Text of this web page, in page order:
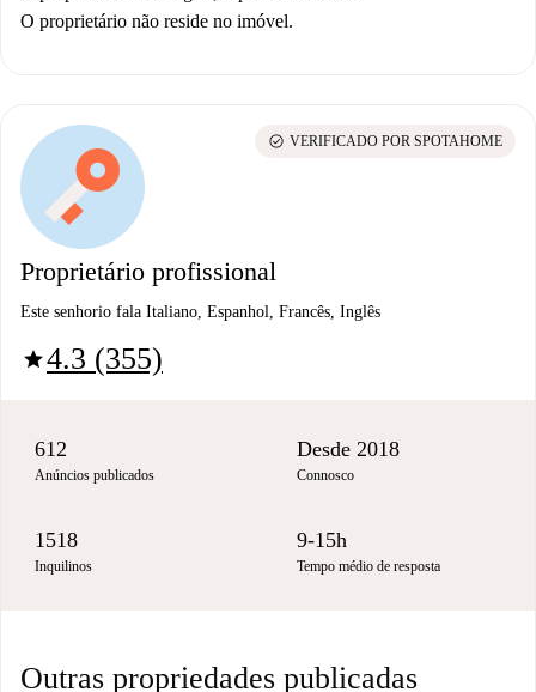
O proprietário não reside no imóvel.
Proprietário profissional
Este senhorio fala Italiano, Espanhol, Francês, Inglês
star4.3 (355)
check_circle VERIFICADO POR SPOTAHOME
612
Anúncios publicados
Desde 2018
Connosco
1518
Inquilinos
9-15h
Tempo médio de resposta
Outras propriedades publicadas